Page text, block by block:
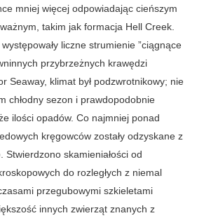
mniej więcej odpowiadając cieńszym
takim jak formacja Hell Creek.
liczne strumienie ”ciągnące
przybrzeżnych krawędzi
Seaway, klimat był podzwrotnikowy; nie
chłodny sezon i prawdopodobnie
ilości opadów. Co najmniej ponad
kręgowców zostały odzyskane z
Stwierdzono skamieniałości od
do rozległych z niemal
przegubowymi szkieletami
innych zwierząt znanych z